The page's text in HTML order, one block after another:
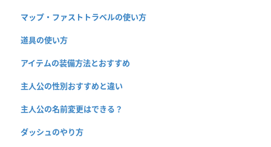
マップ・ファストトラベルの使い方
道具の使い方
アイテムの装備方法とおすすめ
主人公の性別おすすめと違い
主人公の名前変更はできる？
ダッシュのやり方